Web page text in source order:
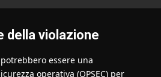
della violazione
potrebbero essere una
operativa (OPSEC) per